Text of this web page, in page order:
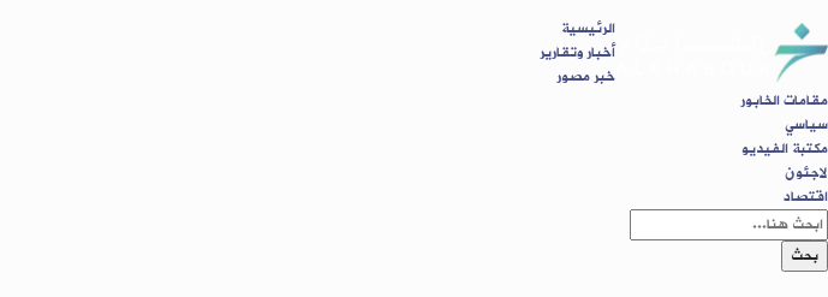
الرئيسية
أخبار وتقارير
خبر مصور
مقامات الخابور
سياسي
مكتبة الفيديو
لاجئون
اقتصاد
بحث